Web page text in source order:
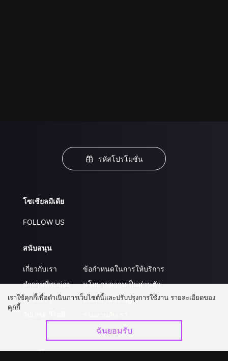
รหัสโปรโมชั่น
โซเชียลมีเดีย
FOLLOW US
สนับสนุน
เกี่ยวกับเรา
คำถามที่พบบ่อย
ติดต่อเรา
ข้อกำหนดในการให้บริการ
นโยบายความเป็นส่วนตัว
ส่งผลงานของคุณ
ดาวน์โหลดแอป
เราใช้คุกกี้เพื่อดำเนินการเว็บไซต์นี้และปรับปรุงการใช้งาน รายละเอียดของ
คุกกี้
ฉันยอมรับ